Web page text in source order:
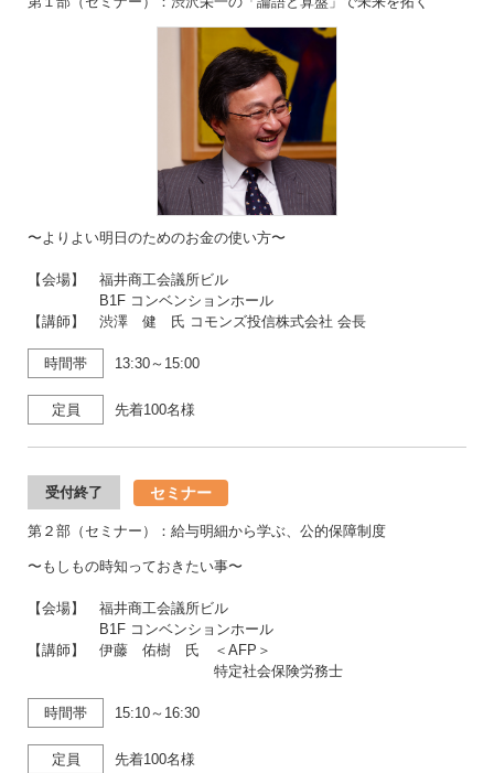
〜よりよい明日のためのお金の使い方〜
【会場】 福井商工会議所ビル
B1F コンベンションホール
【講師】 渋澤 健 氏 コモンズ投信株式会社 会長
時間帯 13:30～15:00
定員 先着100名様
受付終了 セミナー
第２部（セミナー）：給与明細から学ぶ、公的保障制度
〜もしもの時知っておきたい事〜
【会場】 福井商工会議所ビル
B1F コンベンションホール
【講師】 伊藤 佑樹 氏 ＜AFP＞
特定社会保険労務士
時間帯 15:10～16:30
定員 先着100名様